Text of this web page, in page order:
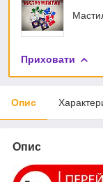
Приховати
Опис
Опис